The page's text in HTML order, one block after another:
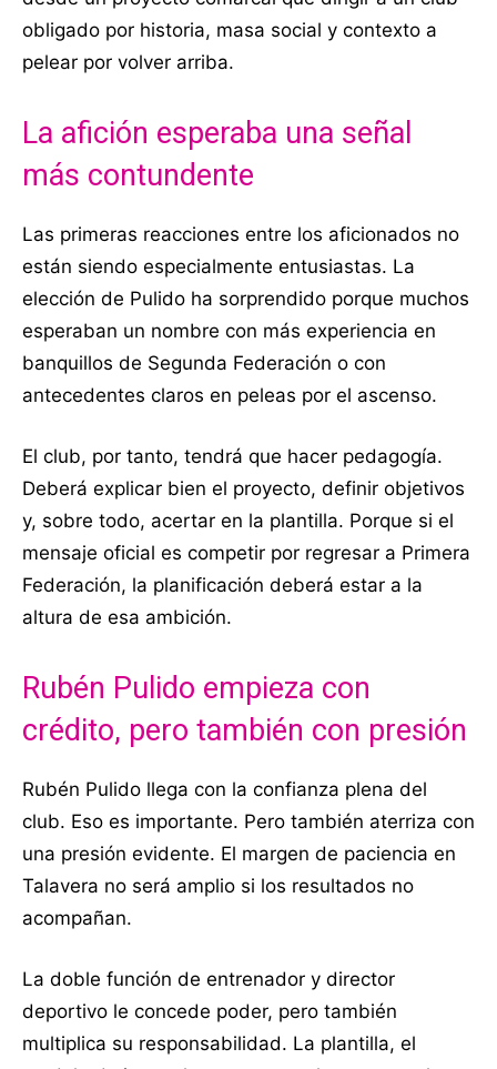
obligado por historia, masa social y contexto a
pelear por volver arriba.
La afición esperaba una señal
más contundente
Las primeras reacciones entre los aficionados no
están siendo especialmente entusiastas. La
elección de Pulido ha sorprendido porque muchos
esperaban un nombre con más experiencia en
banquillos de Segunda Federación o con
antecedentes claros en peleas por el ascenso.
El club, por tanto, tendrá que hacer pedagogía.
Deberá explicar bien el proyecto, definir objetivos
y, sobre todo, acertar en la plantilla. Porque si el
mensaje oficial es competir por regresar a Primera
Federación, la planificación deberá estar a la
altura de esa ambición.
Rubén Pulido empieza con
crédito, pero también con presión
Rubén Pulido llega con la confianza plena del
club. Eso es importante. Pero también aterriza con
una presión evidente. El margen de paciencia en
Talavera no será amplio si los resultados no
acompañan.
La doble función de entrenador y director
deportivo le concede poder, pero también
multiplica su responsabilidad. La plantilla, el